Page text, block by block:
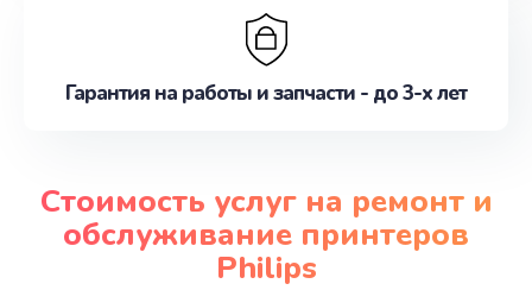
Гарантия на работы и запчасти - до 3-х лет
Стоимость услуг на ремонт и
обслуживание принтеров
Philips